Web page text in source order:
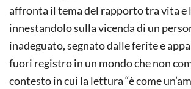
affronta il tema del rapporto tra vita
innestandolo sulla vicenda di un
inadeguato, segnato dalle ferite e
fuori registro in un mondo che non
contesto in cui la lettura “è come